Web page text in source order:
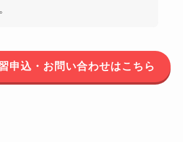
申込・お問い合わせはこちら